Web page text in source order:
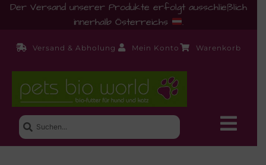
Der Versand unserer Produkte erfolgt ausschließlich
innerhalb Österreichs
.
Versand & Abholung Mein Konto Warenkorb
Neue Produkte